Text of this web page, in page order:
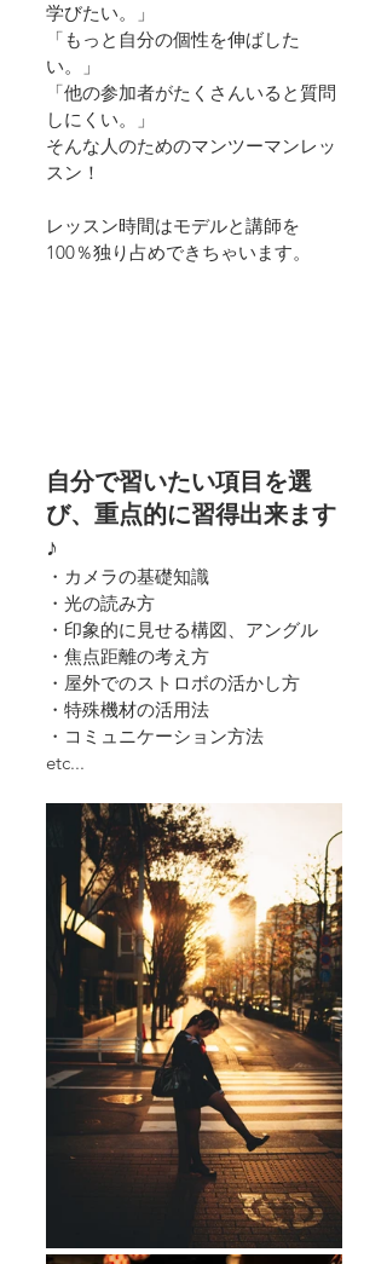
学びたい。」
「もっと自分の個性を伸ばした
い。」
「他の参加者がたくさんいると質問
しにくい。」
そんな人のためのマンツーマンレッ
スン！
レッスン時間はモデルと講師を
100％独り占めできちゃいます。
自分で習いたい項目を選
び、重点的に習得出来ます
♪
・カメラの基礎知識
・光の読み方
・印象的に見せる構図、アングル
・焦点距離の考え方
・屋外でのストロボの活かし方
・特殊機材の活用法
・コミュニケーション方法
etc...